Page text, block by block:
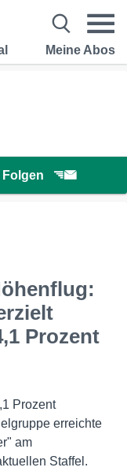
Meine Abos
Folgen
Prozent
Prozent
erreichte
am
Staffel.